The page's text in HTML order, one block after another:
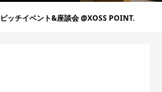
チイベント&座談会 @XOSS POINT.